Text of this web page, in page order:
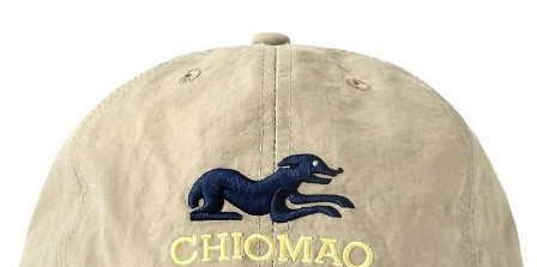
每筆NT$60，滿NT$399(含以上)免運費
付款後7-11取貨
每筆NT$60，滿NT$399(含以上)免運費
順豐快遞宅配
每筆NT$150，滿NT$6,000(含以上)免運費